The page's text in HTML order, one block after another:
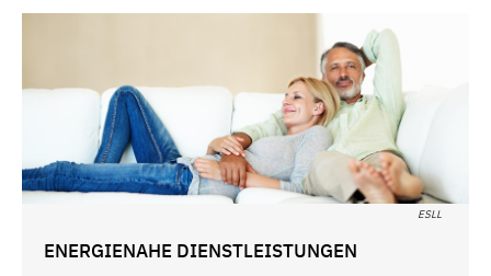
ESLL
ENERGIENAHE DIENSTLEISTUNGEN